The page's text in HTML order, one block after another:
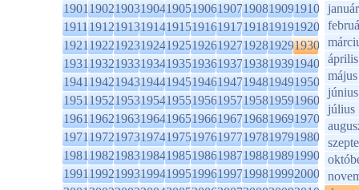
1901190219031904190519061907190819091910
1911191219131914191519161917191819191920
1921192219231924192519261927192819291930
1931193219331934193519361937193819391940
1941194219431944194519461947194819491950
1951195219531954195519561957195819591960
1961196219631964196519661967196819691970
1971197219731974197519761977197819791980
1981198219831984198519861987198819891990
1991199219931994199519961997199819992000
január
április
május
június
július